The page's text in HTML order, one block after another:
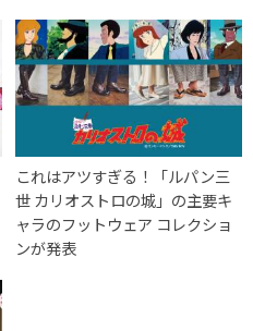
これはアツすぎる！「ルパン三
世 カリオストロの城」の主要キ
ャラのフットウェア コレクショ
ンが発表